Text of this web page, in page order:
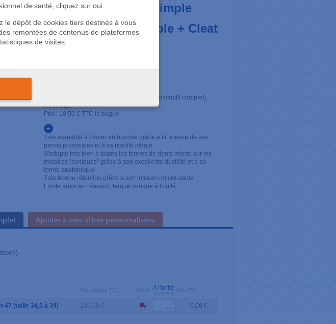
de santé, cliquez sur oui.
le dépôt de cookies tiers destinés à vous
remontées de contenus de plateformes
de visites.
37/47 - Roth .022 - Simple
tube - Non convertible + Cleat
Adenta
Kit de 20 bagues (voir les tailles dans le descriptif complet)
Roth .022
Prix : 10,50 € TTC la bague
+
Très agréable à placer en bouche grâce à la finesse de ses
parois proximales et à sa rigidité idéale
S'adapte très bien à toutes les formes de dents même sur les
molaires "coniques" grâce à son excellente ductilité et à sa
forme anatomique
Très bonne rétention grâce à son intrados micro-sablé
Existe aussi en réassort, bague vendue à l'unité
Ajouter à mes offres personnalisées
A l'unité
47 (taille 34,5 à 39) 210.00 € 0.00 €